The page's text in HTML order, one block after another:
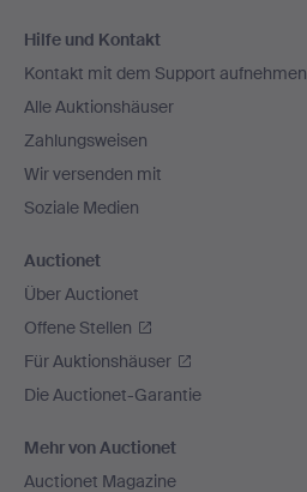
Navigation
Hilfe und Kontakt
Kontakt mit dem Support aufnehmen
Alle Auktionshäuser
Zahlungsweisen
Wir versenden mit
Soziale Medien
Auctionet
Über Auctionet
Offene Stellen
Für Auktionshäuser
Die Auctionet-Garantie
Mehr von Auctionet
Auctionet Magazine